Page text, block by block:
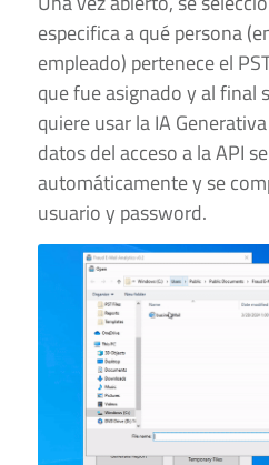
especifica a qué persona
empleado) pertenece el
que fue asignado y al final
quiere usar la IA
datos del acceso a la API
automáticamente y se
usuario y password.